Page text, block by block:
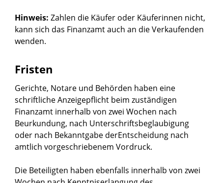
Hinweis: Zahlen die Käufer oder Käuferinnen nicht,
kann sich das Finanzamt auch an die Verkaufenden
wenden.
Fristen
Gerichte, Notare und Behörden haben eine
schriftliche Anzeigepflicht beim zuständigen
Finanzamt innerhalb von zwei Wochen nach
Beurkundung, nach Unterschriftsbeglaubigung
oder nach Bekanntgabe derEntscheidung nach
amtlich vorgeschriebenem Vordruck.
Die Beteiligten haben ebenfalls innerhalb von zwei